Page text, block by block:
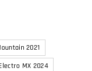
2021
MX 2024